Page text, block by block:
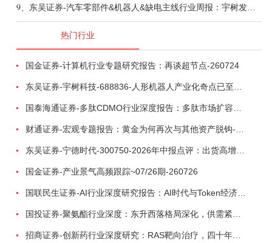
9、 东吴证券-汽车零部件&机器人&缺电主线行业周报：宇树发行价确认，卡特彼勒重启中速机项目-260809
热门行业
国金证券-计算机行业专题研究报告：再谈超节点-260724
东吴证券-宁德时代-300750-2026年中报点评：出货高增业绩稳健，回购彰显龙头信心-260726
国金证券-产业景气高频跟踪~07/26期-260726
国联民生证券-AI行业深度研究报告：AI时代与Token经济，从技术符号到数字石油-260801
招商证券-创新药行业深度研究：RAS靶向治疗，四十年不可成药的终结，与终结之后的治疗格局演化-260805